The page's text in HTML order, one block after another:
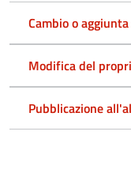
Cambio o
Modifica del
Pubblicazione